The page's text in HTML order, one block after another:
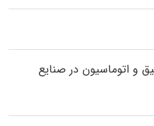
و اتوماسیون در صنایع